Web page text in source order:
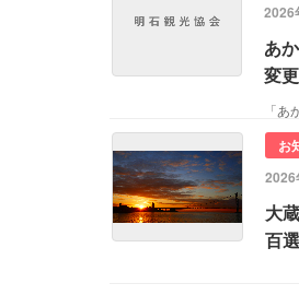
2026
あ
変
「
お
2026
大
百